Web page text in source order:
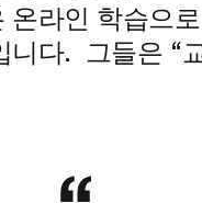
온라인 학습으
다. 그들은 “